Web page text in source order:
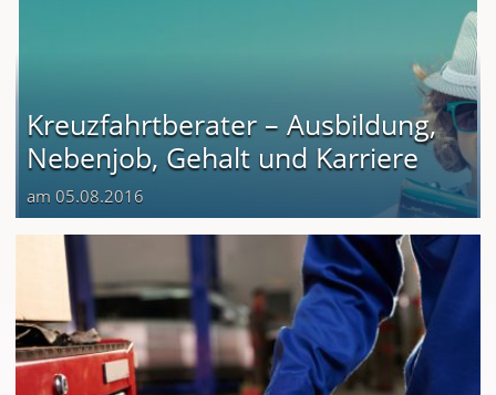
Kreuzfahrtberater – Ausbildung,
Nebenjob, Gehalt und Karriere
am 05.08.2016